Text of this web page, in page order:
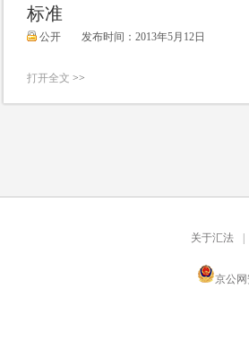
标准
公开 发布时间：2013年5月12日
打开全文 >>
关于汇法
京公网